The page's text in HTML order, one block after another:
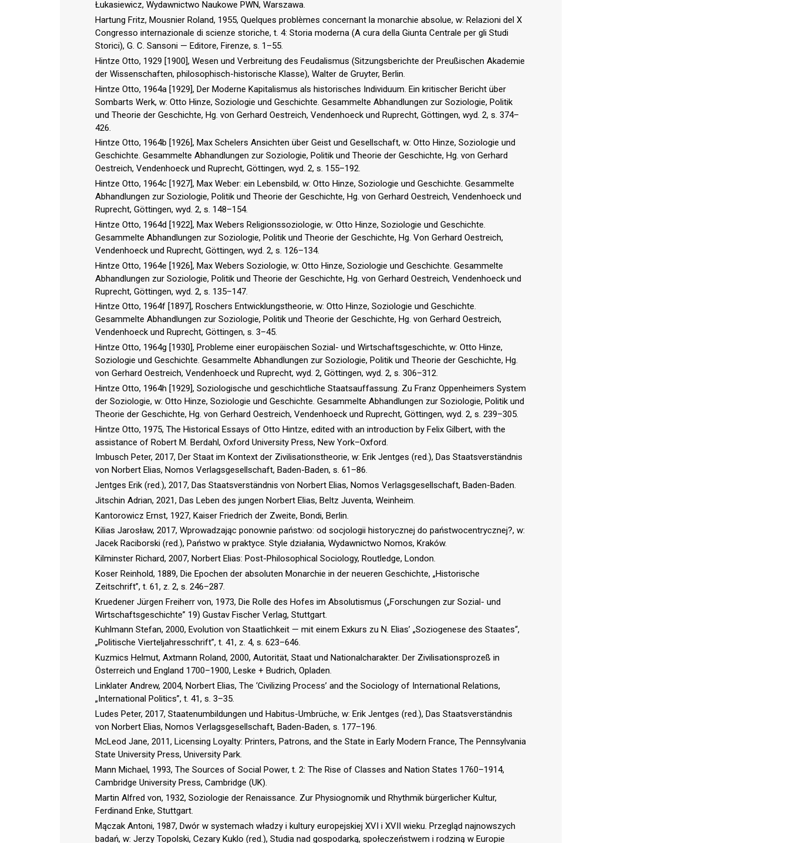
Łukasiewicz, Wydawnictwo Naukowe PWN, Warszawa.
Hartung Fritz, Mousnier Roland, 1955, Quelques problèmes concernant la monarchie absolue, w: Relazioni del X
Congresso internazionale di scienze storiche, t. 4: Storia moderna (A cura della Giunta Centrale per gli Studi
Storici), G. C. Sansoni — Editore, Firenze, s. 1–55.
Hintze Otto, 1929 [1900], Wesen und Verbreitung des Feudalismus (Sitzungsberichte der Preußischen Akademie
der Wissenschaften, philosophisch-historische Klasse), Walter de Gruyter, Berlin.
Hintze Otto, 1964a [1929], Der Moderne Kapitalismus als historisches Individuum. Ein kritischer Bericht über
Sombarts Werk, w: Otto Hinze, Soziologie und Geschichte. Gesammelte Abhandlungen zur Soziologie, Politik
und Theorie der Geschichte, Hg. von Gerhard Oestreich, Vendenhoeck und Ruprecht, Göttingen, wyd. 2, s. 374–
426.
Hintze Otto, 1964b [1926], Max Schelers Ansichten über Geist und Gesellschaft, w: Otto Hinze, Soziologie und
Geschichte. Gesammelte Abhandlungen zur Soziologie, Politik und Theorie der Geschichte, Hg. von Gerhard
Oestreich, Vendenhoeck und Ruprecht, Göttingen, wyd. 2, s. 155–192.
Hintze Otto, 1964c [1927], Max Weber: ein Lebensbild, w: Otto Hinze, Soziologie und Geschichte. Gesammelte
Abhandlungen zur Soziologie, Politik und Theorie der Geschichte, Hg. von Gerhard Oestreich, Vendenhoeck und
Ruprecht, Göttingen, wyd. 2, s. 148–154.
Hintze Otto, 1964d [1922], Max Webers Religionssoziologie, w: Otto Hinze, Soziologie und Geschichte.
Gesammelte Abhandlungen zur Soziologie, Politik und Theorie der Geschichte, Hg. Von Gerhard Oestreich,
Vendenhoeck und Ruprecht, Göttingen, wyd. 2, s. 126–134.
Hintze Otto, 1964e [1926], Max Webers Soziologie, w: Otto Hinze, Soziologie und Geschichte. Gesammelte
Abhandlungen zur Soziologie, Politik und Theorie der Geschichte, Hg. von Gerhard Oestreich, Vendenhoeck und
Ruprecht, Göttingen, wyd. 2, s. 135–147.
Hintze Otto, 1964f [1897], Roschers Entwicklungstheorie, w: Otto Hinze, Soziologie und Geschichte.
Gesammelte Abhandlungen zur Soziologie, Politik und Theorie der Geschichte, Hg. von Gerhard Oestreich,
Vendenhoeck und Ruprecht, Göttingen, s. 3–45.
Hintze Otto, 1964g [1930], Probleme einer europäischen Sozial- und Wirtschaftsgeschichte, w: Otto Hinze,
Soziologie und Geschichte. Gesammelte Abhandlungen zur Soziologie, Politik und Theorie der Geschichte, Hg.
von Gerhard Oestreich, Vendenhoeck und Ruprecht, wyd. 2, Göttingen, wyd. 2, s. 306–312.
Hintze Otto, 1964h [1929], Soziologische und geschichtliche Staatsauffassung. Zu Franz Oppenheimers System
der Soziologie, w: Otto Hinze, Soziologie und Geschichte. Gesammelte Abhandlungen zur Soziologie, Politik und
Theorie der Geschichte, Hg. von Gerhard Oestreich, Vendenhoeck und Ruprecht, Göttingen, wyd. 2, s. 239–305.
Hintze Otto, 1975, The Historical Essays of Otto Hintze, edited with an introduction by Felix Gilbert, with the
assistance of Robert M. Berdahl, Oxford University Press, New York–Oxford.
Imbusch Peter, 2017, Der Staat im Kontext der Zivilisationstheorie, w: Erik Jentges (red.), Das Staatsverständnis
von Norbert Elias, Nomos Verlagsgesellschaft, Baden-Baden, s. 61–86.
Jentges Erik (red.), 2017, Das Staatsverständnis von Norbert Elias, Nomos Verlagsgesellschaft, Baden-Baden.
Jitschin Adrian, 2021, Das Leben des jungen Norbert Elias, Beltz Juventa, Weinheim.
Kantorowicz Ernst, 1927, Kaiser Friedrich der Zweite, Bondi, Berlin.
Kilias Jarosław, 2017, Wprowadzając ponownie państwo: od socjologii historycznej do państwocentrycznej?, w:
Jacek Raciborski (red.), Państwo w praktyce. Style działania, Wydawnictwo Nomos, Kraków.
Kilminster Richard, 2007, Norbert Elias: Post-Philosophical Sociology, Routledge, London.
Koser Reinhold, 1889, Die Epochen der absoluten Monarchie in der neueren Geschichte, „Historische
Zeitschrift”, t. 61, z. 2, s. 246–287.
Kruedener Jürgen Freiherr von, 1973, Die Rolle des Hofes im Absolutismus („Forschungen zur Sozial- und
Wirtschaftsgeschichte” 19) Gustav Fischer Verlag, Stuttgart.
Kuhlmann Stefan, 2000, Evolution von Staatlichkeit — mit einem Exkurs zu N. Elias’ „Soziogenese des Staates“,
„Politische Vierteljahresschrift”, t. 41, z. 4, s. 623–646.
Kuzmics Helmut, Axtmann Roland, 2000, Autorität, Staat und Nationalcharakter. Der Zivilisationsprozeß in
Österreich und England 1700–1900, Leske + Budrich, Opladen.
Linklater Andrew, 2004, Norbert Elias, The ‘Civilizing Process’ and the Sociology of International Relations,
„International Politics”, t. 41, s. 3–35.
Ludes Peter, 2017, Staatenumbildungen und Habitus-Umbrüche, w: Erik Jentges (red.), Das Staatsverständnis
von Norbert Elias, Nomos Verlagsgesellschaft, Baden-Baden, s. 177–196.
McLeod Jane, 2011, Licensing Loyalty: Printers, Patrons, and the State in Early Modern France, The Pennsylvania
State University Press, University Park.
Mann Michael, 1993, The Sources of Social Power, t. 2: The Rise of Classes and Nation States 1760–1914,
Cambridge University Press, Cambridge (UK).
Martin Alfred von, 1932, Soziologie der Renaissance. Zur Physiognomik und Rhythmik bürgerlicher Kultur,
Ferdinand Enke, Stuttgart.
Mączak Antoni, 1987, Dwór w systemach władzy i kultury europejskiej XVI i XVII wieku. Przegląd najnowszych
badań, w: Jerzy Topolski, Cezary Kuklo (red.), Studia nad gospodarką, społeczeństwem i rodziną w Europie